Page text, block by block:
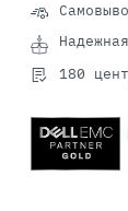
Plus
180